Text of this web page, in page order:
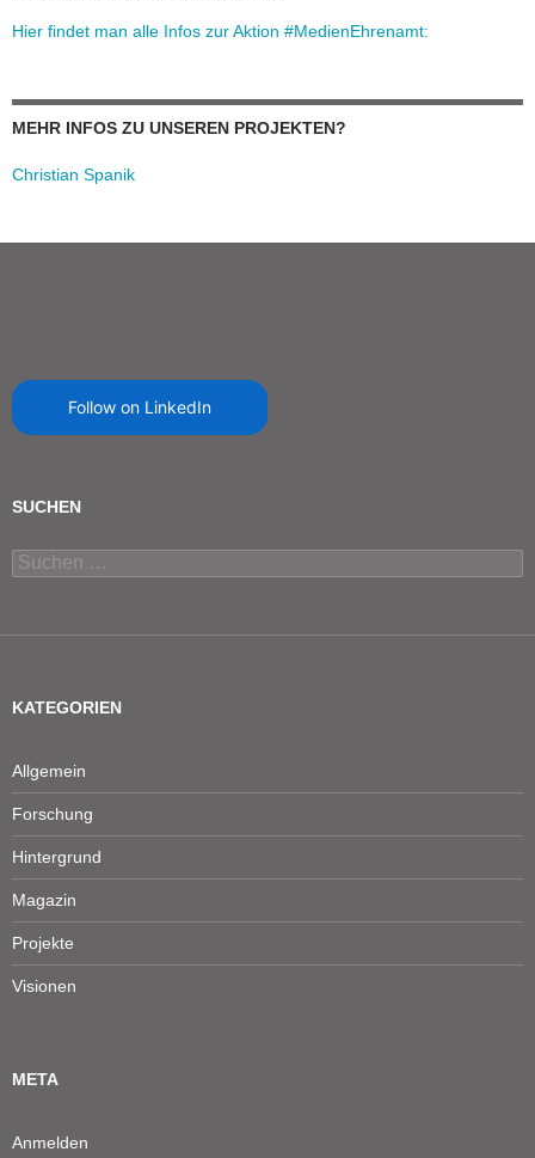
Hier findet man alle Infos zur Aktion #MedienEhrenamt:
MEHR INFOS ZU UNSEREN PROJEKTEN?
Christian Spanik
Follow on LinkedIn
SUCHEN
Suchen
nach:
KATEGORIEN
Allgemein
Forschung
Hintergrund
Magazin
Projekte
Visionen
META
Anmelden